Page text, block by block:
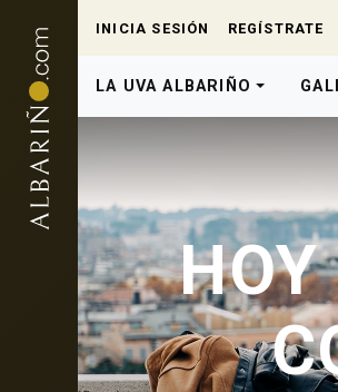
INICIA SESIÓN REGÍSTRATE
LA UVA ALBARIÑO
HOY